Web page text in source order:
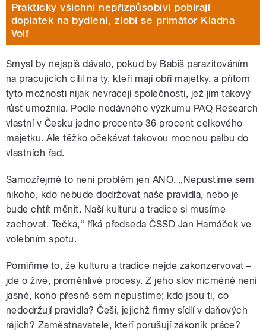
Prakticky všichni nepřizpůsobiví pobírají
doplatek na bydlení, zlobí se primátor Kladna
Volf
Smysl by nejspíš dávalo, pokud by Babiš parazitováním
na pracujících cílil na ty, kteří mají obří majetky, a přitom
tyto možnosti nijak nevracejí společnosti, jež jim takový
růst umožnila. Podle nedávného výzkumu PAQ Research
vlastní v Česku jedno procento 36 procent celkového
majetku. Ale těžko očekávat takovou mocnou palbu do
vlastních řad.
Samozřejmě to není problém jen ANO. „Nepustíme sem
nikoho, kdo nebude dodržovat naše pravidla, nebo je
bude chtít měnit. Naší kulturu a tradice si musíme
zachovat. Tečka,“ říká předseda ČSSD Jan Hamáček ve
volebním spotu.
Pomiňme to, že kulturu a tradice nejde zakonzervovat –
jde o živé, proměnlivé procesy. Z jeho slov nicméně není
jasné, koho přesně sem nepustíme; kdo jsou ti, co
nedodržují pravidla? Češi, jejichž firmy sídlí v daňových
rájích? Zaměstnavatele, kteří porušují zákoník práce?